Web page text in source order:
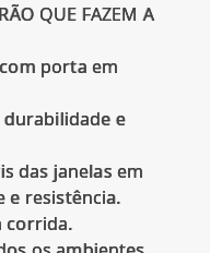
QUE FAZEM A
porta em
durabilidade e
das janelas em
e resistência.
corrida.